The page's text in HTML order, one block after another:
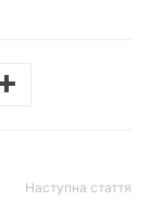
Наступна стаття